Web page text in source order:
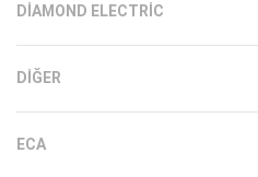
DIAMOND ELECTRIC
DIĞER
ECA